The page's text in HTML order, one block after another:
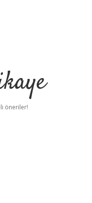
öneriler!